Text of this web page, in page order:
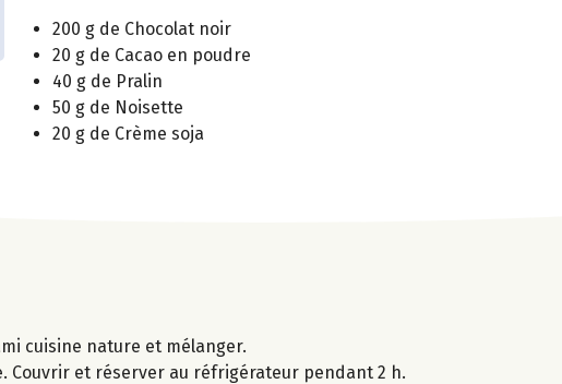
200 g de Chocolat noir
20 g de Cacao en poudre
40 g de Pralin
50 g de Noisette
20 g de Crème soja
cuisine nature et mélanger.
Couvrir et réserver au réfrigérateur pendant 2 h.